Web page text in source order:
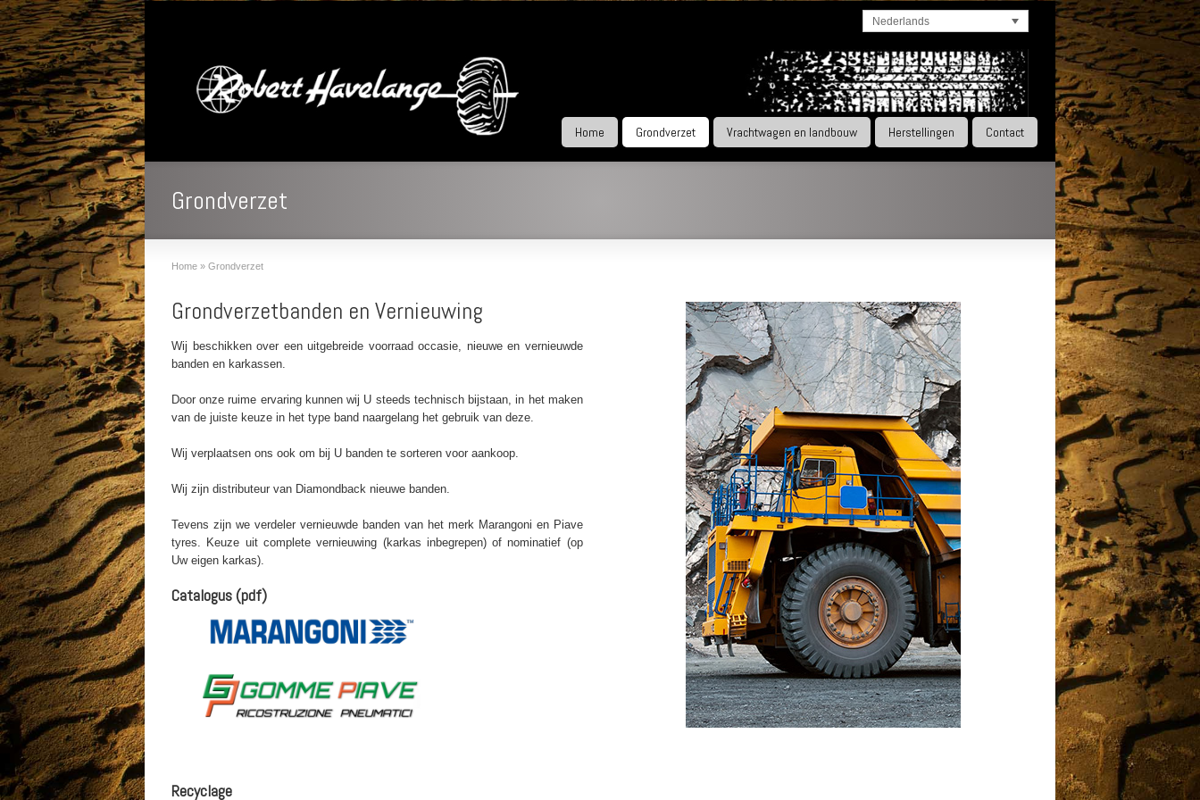
Nederlands
Home Grondverzet Vrachtwagen en landbouw Herstellingen Contact
Grondverzet
Home » Grondverzet
Grondverzetbanden en Vernieuwing
Wij beschikken over een uitgebreide voorraad occasie, nieuwe en vernieuwde
banden en karkassen.
Door onze ruime ervaring kunnen wij U steeds technisch bijstaan, in het maken
van de juiste keuze in het type band naargelang het gebruik van deze.
Wij verplaatsen ons ook om bij U banden te sorteren voor aankoop.
Wij zijn distributeur van Diamondback nieuwe banden.
Tevens zijn we verdeler vernieuwde banden van het merk Marangoni en Piave
tyres. Keuze uit complete vernieuwing (karkas inbegrepen) of nominatief (op
Uw eigen karkas).
Catalogus (pdf)
Recyclage